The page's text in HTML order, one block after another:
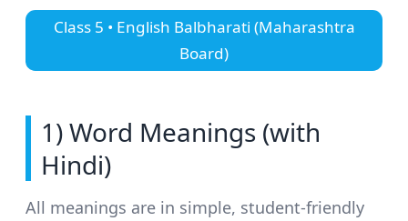
Class 5 • English Balbharati (Maharashtra
Board)
1) Word Meanings (with
Hindi)
All meanings are in simple, student-friendly